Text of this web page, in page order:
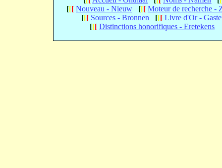
[[[ Nouveau - Nieuw [[[ Moteur de recherche -
[[[ Sources - Bronnen [[[ Livre d'Or -
[[[ Distinctions honorifiques - Eretekens